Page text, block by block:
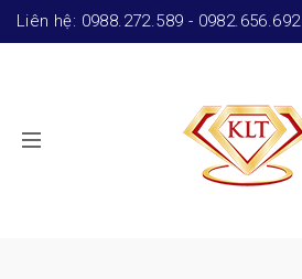
Liên hệ: 0988.272.589 - 0982.656.692